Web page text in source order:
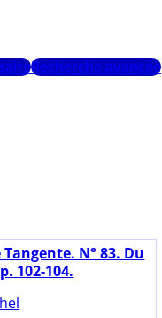
Recherche avancée
N° 83. Du
102-104.